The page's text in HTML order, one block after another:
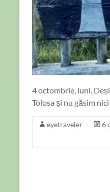
4 octombrie, luni.
Tolosa și nu găsim
eyetraveler 6